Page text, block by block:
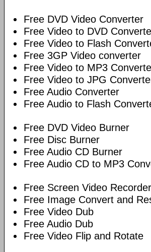
Free DVD Video Converter
Free Video to DVD
Free Video to Flash
Free 3GP Video converter
Free Video to MP3
Free Video to JPG
Free Audio Converter
Free Audio to Flash
Free DVD Video Burner
Free Disc Burner
Free Audio CD Burner
Free Audio CD to MP3
Free Screen Video Recorder
Free Image Convert and
Free Video Dub
Free Audio Dub
Free Video Flip and Rotate